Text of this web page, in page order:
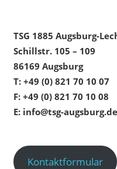
TSG 1885 Augsburg-
Schillstr. 105 – 109
86169 Augsburg
T: +49 (0) 821 70 10 07
F: +49 (0) 821 70 10 08
E: info@tsg-augsburg.de
Kontaktformular